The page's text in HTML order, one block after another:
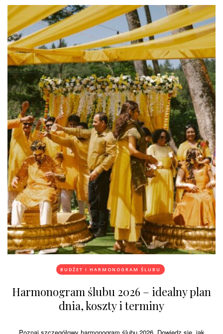
BUDŻET I HARMONOGRAM ŚLUBU
Harmonogram ślubu 2026 – idealny plan
dnia, koszty i terminy